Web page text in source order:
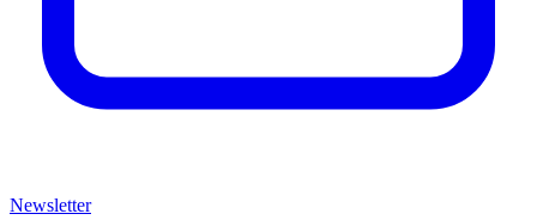
Newsletter